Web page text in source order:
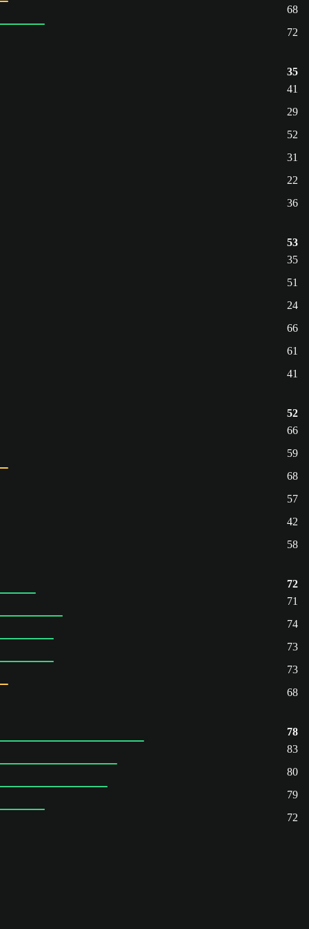
68
72
35
41
29
52
31
22
36
53
35
51
24
66
61
41
52
66
59
68
57
42
58
72
71
74
73
73
68
78
83
80
79
72